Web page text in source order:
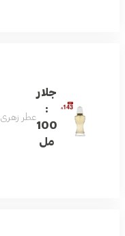
جلار
:
100
مل
عطر زهري،